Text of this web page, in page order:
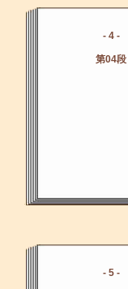
- 4 -
第04段
- 5 -